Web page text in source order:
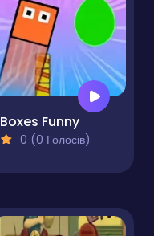
Boxes Funny
0 (0 Голосів)